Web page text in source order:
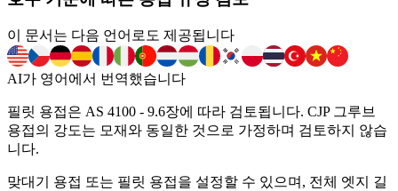
이 문서는 다음 언어로도 제공됩니다
AI가 영어에서 번역했습니다
필릿 용접은 AS 4100 - 9.6장에 따라 검토됩니다. CJP 그루브
용접의 강도는 모재와 동일한 것으로 가정하며 검토하지 않습
니다.
맞대기 용접 또는 필릿 용접을 설정할 수 있으며, 전체 엣지 길